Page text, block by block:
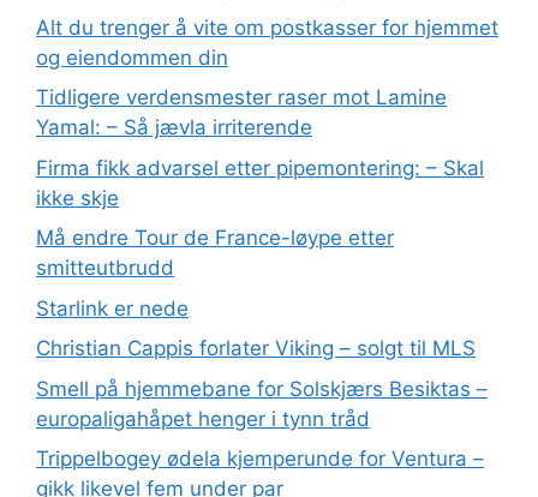
Alt du trenger å vite om postkasser for hjemmet
og eiendommen din
Tidligere verdensmester raser mot Lamine
Yamal: – Så jævla irriterende
Firma fikk advarsel etter pipemontering: – Skal
ikke skje
Må endre Tour de France-løype etter
smitteutbrudd
Starlink er nede
Christian Cappis forlater Viking – solgt til MLS
Smell på hjemmebane for Solskjærs Besiktas –
europaligahåpet henger i tynn tråd
Trippelbogey ødela kjemperunde for Ventura –
gikk likevel fem under par